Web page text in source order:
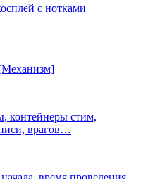
с нотками
контейнеры стим,
врагов…